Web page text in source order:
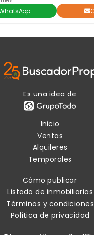
Es una idea de
Inicio
Ventas
Alquileres
Temporales
Cómo publicar
Listado de inmobiliarias
Términos y condiciones
Política de privacidad